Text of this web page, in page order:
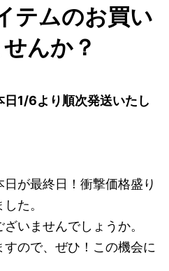
テムのお買い
んか？
1/6より順次発送いたし
が最終日！衝撃価格盛り
た。
いませんでしょうか。
ので、ぜひ！この機会に